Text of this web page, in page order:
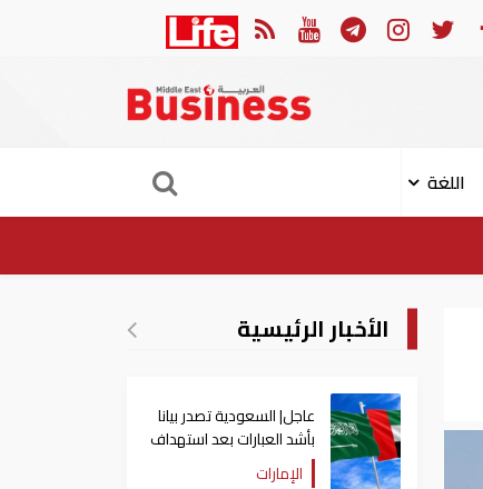
تصدر بيانا بأشد العبارات بعد استهداف إيران لناقلة إماراتية
اللغة
الأخبار الرئيسية
عاجل| السعودية تصدر بيانا
بأشد العبارات بعد استهداف
إيران لناقلة إماراتية
الإمارات